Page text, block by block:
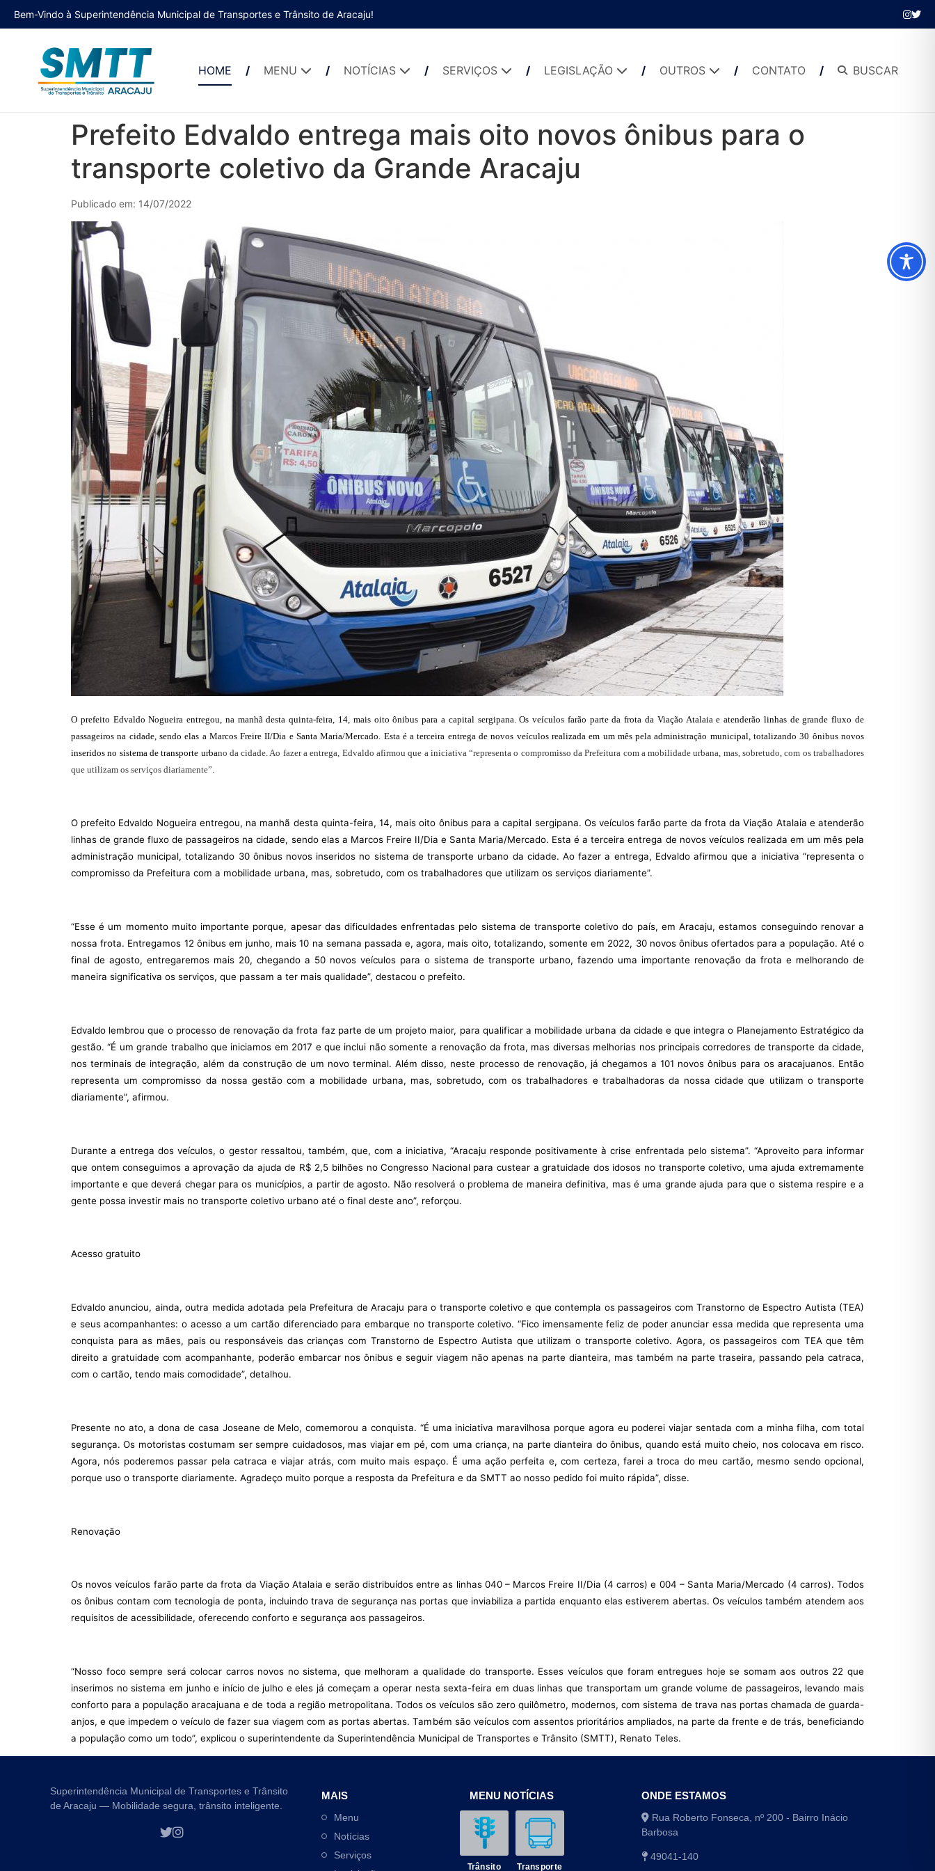
Bem-Vindo à Superintendência Municipal de Transportes e Trânsito de Aracaju!
HOME MENU NOTÍCIAS SERVIÇOS LEGISLAÇÃO OUTROS CONTATO BUSCAR
Prefeito Edvaldo entrega mais oito novos ônibus para o
transporte coletivo da Grande Aracaju
Publicado em: 14/07/2022
O prefeito Edvaldo Nogueira entregou, na manhã desta quinta-feira, 14, mais oito ônibus para a capital sergipana. Os veículos farão parte da frota da Viação Atalaia e atenderão linhas de grande fluxo de
passageiros na cidade, sendo elas a Marcos Freire II/Dia e Santa Maria/Mercado. Esta é a terceira entrega de novos veículos realizada em um mês pela administração municipal, totalizando 30 ônibus novos
inseridos no sistema de transporte urbano da cidade. Ao fazer a entrega, Edvaldo afirmou que a iniciativa “representa o compromisso da Prefeitura com a mobilidade urbana, mas, sobretudo, com os trabalhadores
que utilizam os serviços diariamente”.
O prefeito Edvaldo Nogueira entregou, na manhã desta quinta-feira, 14, mais oito ônibus para a capital sergipana. Os veículos farão parte da frota da Viação Atalaia e atenderão
linhas de grande fluxo de passageiros na cidade, sendo elas a Marcos Freire II/Dia e Santa Maria/Mercado. Esta é a terceira entrega de novos veículos realizada em um mês pela
administração municipal, totalizando 30 ônibus novos inseridos no sistema de transporte urbano da cidade. Ao fazer a entrega, Edvaldo afirmou que a iniciativa “representa o
compromisso da Prefeitura com a mobilidade urbana, mas, sobretudo, com os trabalhadores que utilizam os serviços diariamente”.
“Esse é um momento muito importante porque, apesar das dificuldades enfrentadas pelo sistema de transporte coletivo do país, em Aracaju, estamos conseguindo renovar a
nossa frota. Entregamos 12 ônibus em junho, mais 10 na semana passada e, agora, mais oito, totalizando, somente em 2022, 30 novos ônibus ofertados para a população. Até o
final de agosto, entregaremos mais 20, chegando a 50 novos veículos para o sistema de transporte urbano, fazendo uma importante renovação da frota e melhorando de
maneira significativa os serviços, que passam a ter mais qualidade”, destacou o prefeito.
Edvaldo lembrou que o processo de renovação da frota faz parte de um projeto maior, para qualificar a mobilidade urbana da cidade e que integra o Planejamento Estratégico da
gestão. “É um grande trabalho que iniciamos em 2017 e que inclui não somente a renovação da frota, mas diversas melhorias nos principais corredores de transporte da cidade,
nos terminais de integração, além da construção de um novo terminal. Além disso, neste processo de renovação, já chegamos a 101 novos ônibus para os aracajuanos. Então
representa um compromisso da nossa gestão com a mobilidade urbana, mas, sobretudo, com os trabalhadores e trabalhadoras da nossa cidade que utilizam o transporte
diariamente”, afirmou.
Durante a entrega dos veículos, o gestor ressaltou, também, que, com a iniciativa, “Aracaju responde positivamente à crise enfrentada pelo sistema”. “Aproveito para informar
que ontem conseguimos a aprovação da ajuda de R$ 2,5 bilhões no Congresso Nacional para custear a gratuidade dos idosos no transporte coletivo, uma ajuda extremamente
importante e que deverá chegar para os municípios, a partir de agosto. Não resolverá o problema de maneira definitiva, mas é uma grande ajuda para que o sistema respire e a
gente possa investir mais no transporte coletivo urbano até o final deste ano”, reforçou.
Acesso gratuito
Edvaldo anunciou, ainda, outra medida adotada pela Prefeitura de Aracaju para o transporte coletivo e que contempla os passageiros com Transtorno de Espectro Autista (TEA)
e seus acompanhantes: o acesso a um cartão diferenciado para embarque no transporte coletivo. “Fico imensamente feliz de poder anunciar essa medida que representa uma
conquista para as mães, pais ou responsáveis das crianças com Transtorno de Espectro Autista que utilizam o transporte coletivo. Agora, os passageiros com TEA que têm
direito a gratuidade com acompanhante, poderão embarcar nos ônibus e seguir viagem não apenas na parte dianteira, mas também na parte traseira, passando pela catraca,
com o cartão, tendo mais comodidade”, detalhou.
Presente no ato, a dona de casa Joseane de Melo, comemorou a conquista. “É uma iniciativa maravilhosa porque agora eu poderei viajar sentada com a minha filha, com total
segurança. Os motoristas costumam ser sempre cuidadosos, mas viajar em pé, com uma criança, na parte dianteira do ônibus, quando está muito cheio, nos colocava em risco.
Agora, nós poderemos passar pela catraca e viajar atrás, com muito mais espaço. É uma ação perfeita e, com certeza, farei a troca do meu cartão, mesmo sendo opcional,
porque uso o transporte diariamente. Agradeço muito porque a resposta da Prefeitura e da SMTT ao nosso pedido foi muito rápida”, disse.
Renovação
Os novos veículos farão parte da frota da Viação Atalaia e serão distribuídos entre as linhas 040 – Marcos Freire II/Dia (4 carros) e 004 – Santa Maria/Mercado (4 carros). Todos
os ônibus contam com tecnologia de ponta, incluindo trava de segurança nas portas que inviabiliza a partida enquanto elas estiverem abertas. Os veículos também atendem aos
requisitos de acessibilidade, oferecendo conforto e segurança aos passageiros.
“Nosso foco sempre será colocar carros novos no sistema, que melhoram a qualidade do transporte. Esses veículos que foram entregues hoje se somam aos outros 22 que
inserimos no sistema em junho e início de julho e eles já começam a operar nesta sexta-feira em duas linhas que transportam um grande volume de passageiros, levando mais
conforto para a população aracajuana e de toda a região metropolitana. Todos os veículos são zero quilômetro, modernos, com sistema de trava nas portas chamada de guarda-
anjos, e que impedem o veículo de fazer sua viagem com as portas abertas. Também são veículos com assentos prioritários ampliados, na parte da frente e de trás, beneficiando
a população como um todo”, explicou o superintendente da Superintendência Municipal de Transportes e Trânsito (SMTT), Renato Teles.
Superintendência Municipal de Transportes e Trânsito
de Aracaju — Mobilidade segura, trânsito inteligente.
MAIS
Menu
Notícias
Serviços
MENU NOTÍCIAS
Trânsito Transporte
ONDE ESTAMOS
Rua Roberto Fonseca, nº 200 - Bairro Inácio
Barbosa
49041-140